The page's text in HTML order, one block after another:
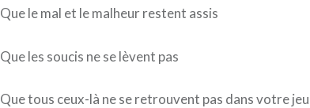
Que le mal et le malheur restent assis
Que les soucis ne se lèvent pas
Que tous ceux-là ne se retrouvent pas dans votre jeu